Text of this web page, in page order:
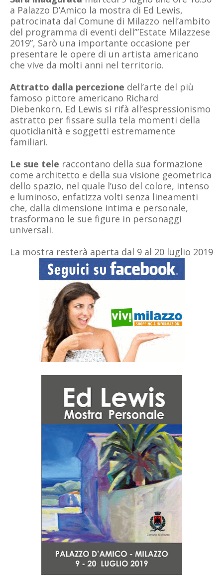
a Palazzo D’Amico la mostra di Ed Lewis,
patrocinata dal Comune di Milazzo nell’ambito
del programma di eventi dell’”Estate Milazzese
2019”, Sarò una importante occasione per
presentare le opere di un artista americano
che vive da molti anni nel territorio.
Attratto dalla percezione dell’arte del più
famoso pittore americano Richard
Diebenkorn, Ed Lewis si rifà all’espressionismo
astratto per fissare sulla tela momenti della
quotidianità e soggetti estremamente
familiari.
Le sue tele raccontano della sua formazione
come architetto e della sua visione geometrica
dello spazio, nel quale l’uso del colore, intenso
e luminoso, enfatizza volti senza lineamenti
che, dalla dimensione intima e personale,
trasformano le sue figure in personaggi
universali.
La mostra resterà aperta dal 9 al 20 luglio 2019